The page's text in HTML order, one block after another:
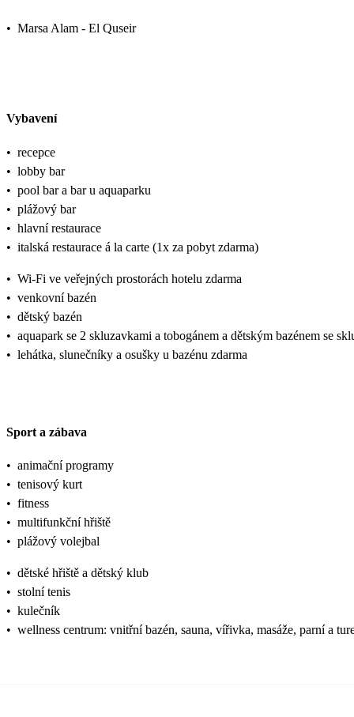
• Marsa Alam - El Quseir
Vybavení
• recepce
• lobby bar
• pool bar a bar u aquaparku
• plážový bar
• hlavní restaurace
• italská restaurace á la carte (1x za pobyt zdarma)
• Wi-Fi ve veřejných prostorách hotelu zdarma
• venkovní bazén
• dětský bazén
• aquapark se 2 skluzavkami a tobogánem a dětským bazénem se
• lehátka, slunečníky a osušky u bazénu zdarma
Sport a zábava
• animační programy
• tenisový kurt
• fitness
• multifunkční hřiště
• plážový volejbal
• dětské hřiště a dětský klub
• stolní tenis
• kulečník
• wellness centrum: vnitřní bazén, sauna, vířivka, masáže, parní a